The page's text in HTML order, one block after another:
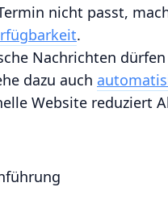
nicht passt,
.
Nachrichten
dazu auch
Website reduziert